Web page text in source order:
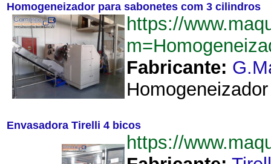
Homogeneizador para sabonetes com 3 cilindros
https://
Fabricante:
Envasadora Tirelli 4 bicos
https://